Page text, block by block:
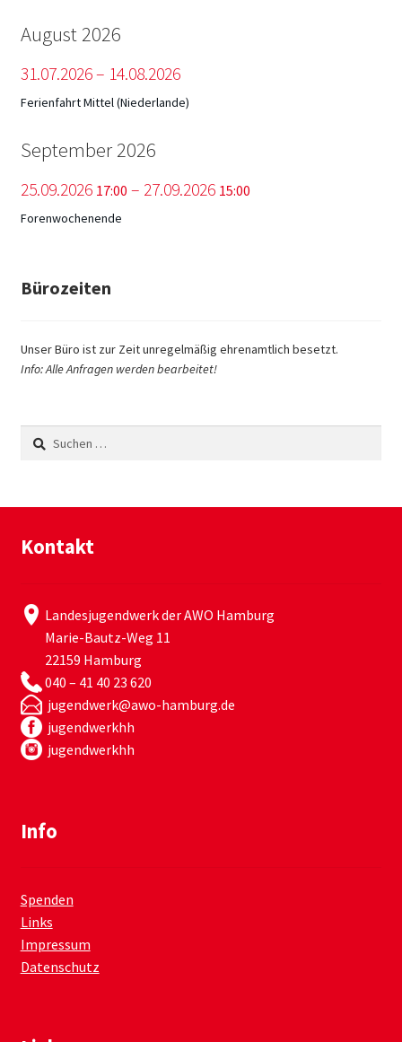
August 2026
31.07.2026– 14.08.2026
Ferienfahrt Mittel (Niederlande)
September 2026
25.09.2026 17:00 – 27.09.2026 15:00
Forenwochenende
Bürozeiten
Unser Büro ist zur Zeit unregelmäßig ehrenamtlich besetzt.
Info: Alle Anfragen werden bearbeitet!
Suchen
nach:
Kontakt
Landesjugendwerk der AWO Hamburg
Marie-Bautz-Weg 11
22159 Hamburg
040 – 41 40 23 620
jugendwerk@awo-hamburg.de
jugendwerkhh
jugendwerkhh
Info
Spenden
Links
Impressum
Datenschutz